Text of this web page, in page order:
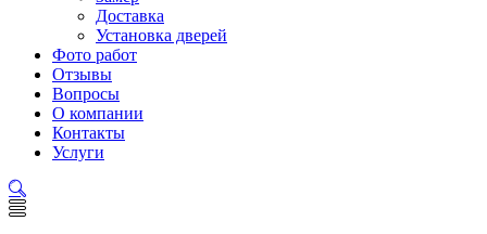
Доставка
Установка дверей
Фото работ
Отзывы
Вопросы
О компании
Контакты
Услуги